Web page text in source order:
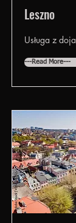
Leszno
Usługa z
---Read More---